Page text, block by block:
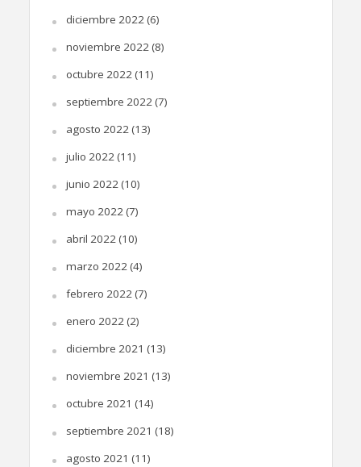
diciembre 2022(6)
noviembre 2022(8)
octubre 2022(11)
septiembre 2022(7)
agosto 2022(13)
julio 2022(11)
junio 2022(10)
mayo 2022(7)
abril 2022(10)
marzo 2022(4)
febrero 2022(7)
enero 2022(2)
diciembre 2021 (13)
noviembre 2021 (13)
octubre 2021 (14)
septiembre 2021 (18)
agosto 2021 (11)